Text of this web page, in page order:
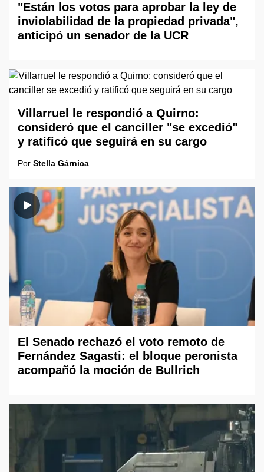
"Están los votos para aprobar la ley de
inviolabilidad de la propiedad privada",
anticipó un senador de la UCR
Villarruel le respondió a Quirno:
consideró que el canciller "se excedió"
y ratificó que seguirá en su cargo
Por Stella Gárnica
El Senado rechazó el voto remoto de
Fernández Sagasti: el bloque peronista
acompañó la moción de Bullrich